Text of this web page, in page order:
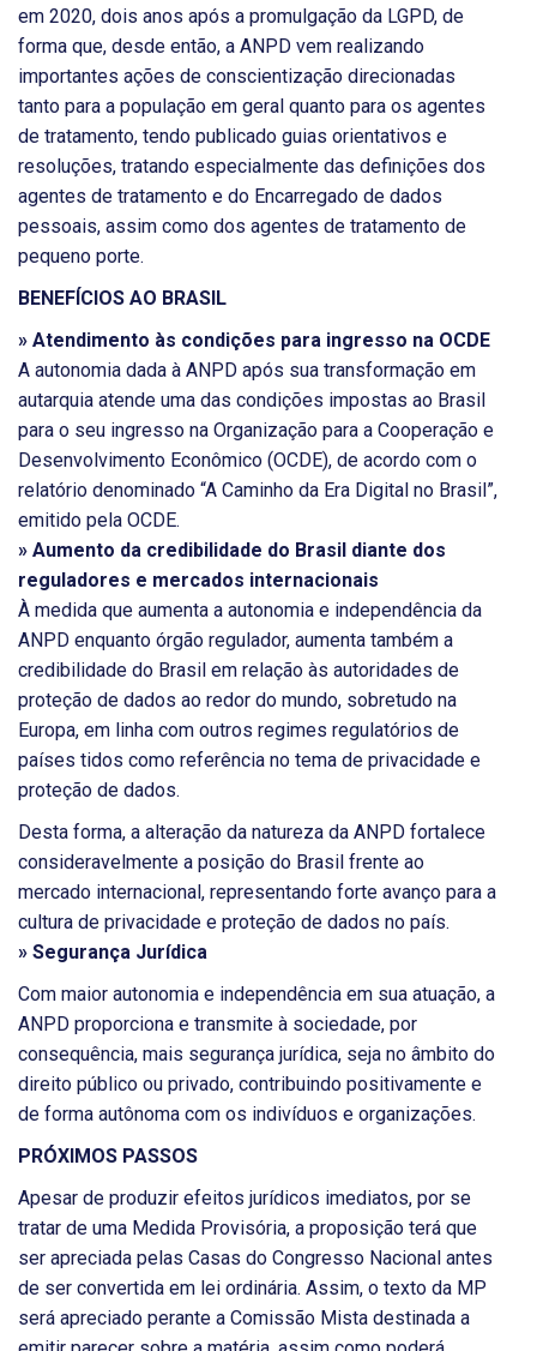
em 2020, dois anos após a promulgação da LGPD, de
forma que, desde então, a ANPD vem realizando
importantes ações de conscientização direcionadas
tanto para a população em geral quanto para os agentes
de tratamento, tendo publicado guias orientativos e
resoluções, tratando especialmente das definições dos
agentes de tratamento e do Encarregado de dados
pessoais, assim como dos agentes de tratamento de
pequeno porte.
BENEFÍCIOS AO BRASIL
» Atendimento às condições para ingresso na OCDE
A autonomia dada à ANPD após sua transformação em
autarquia atende uma das condições impostas ao Brasil
para o seu ingresso na Organização para a Cooperação e
Desenvolvimento Econômico (OCDE), de acordo com o
relatório denominado “A Caminho da Era Digital no Brasil”,
emitido pela OCDE.
» Aumento da credibilidade do Brasil diante dos
reguladores e mercados internacionais
À medida que aumenta a autonomia e independência da
ANPD enquanto órgão regulador, aumenta também a
credibilidade do Brasil em relação às autoridades de
proteção de dados ao redor do mundo, sobretudo na
Europa, em linha com outros regimes regulatórios de
países tidos como referência no tema de privacidade e
proteção de dados.
Desta forma, a alteração da natureza da ANPD fortalece
consideravelmente a posição do Brasil frente ao
mercado internacional, representando forte avanço para a
cultura de privacidade e proteção de dados no país.
» Segurança Jurídica
Com maior autonomia e independência em sua atuação, a
ANPD proporciona e transmite à sociedade, por
consequência, mais segurança jurídica, seja no âmbito do
direito público ou privado, contribuindo positivamente e
de forma autônoma com os indivíduos e organizações.
PRÓXIMOS PASSOS
Apesar de produzir efeitos jurídicos imediatos, por se
tratar de uma Medida Provisória, a proposição terá que
ser apreciada pelas Casas do Congresso Nacional antes
de ser convertida em lei ordinária. Assim, o texto da MP
será apreciado perante a Comissão Mista destinada a